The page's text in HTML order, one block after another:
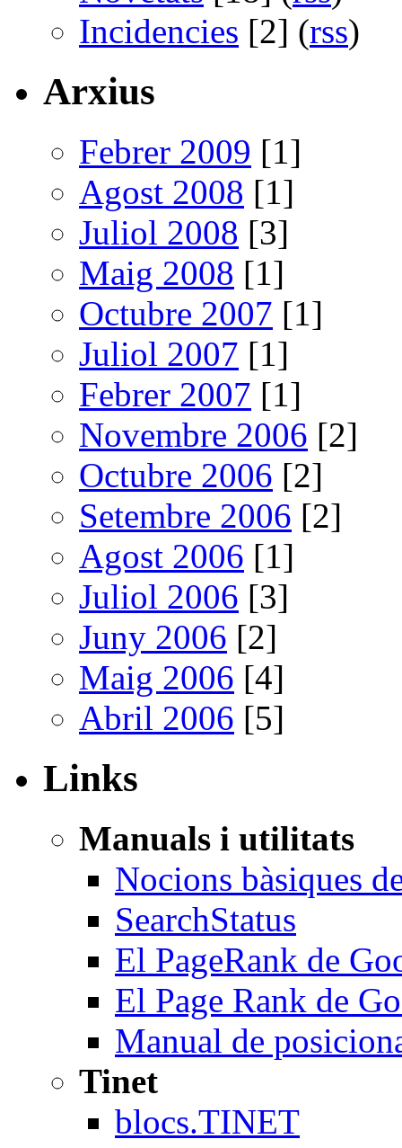
Incidencies [2] (rss)
Arxius
Febrer 2009 [1]
Agost 2008 [1]
Juliol 2008 [3]
Maig 2008 [1]
Octubre 2007 [1]
Juliol 2007 [1]
Febrer 2007 [1]
Novembre 2006 [2]
Octubre 2006 [2]
Setembre 2006 [2]
Agost 2006 [1]
Juliol 2006 [3]
Juny 2006 [2]
Maig 2006 [4]
Abril 2006 [5]
Links
Manuals i utilitats
Nocions bàsiques
SearchStatus
El PageRank de
El Page Rank de
Manual de
Tinet
blocs.TINET